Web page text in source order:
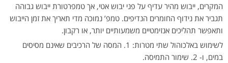
המקרים, ייבוש מהיר עדיף על פני יבוש אטי, אך טמפרטורת ייבוש גבוהה
תגביר את נידוף החומרים הנדיפים. טמפ’ נמוכה מדי תאריך את זמן הייבוש
ותאפשר תהליכים אנזימטיים משמעותיים יותר, או רקבון.
לשימוש באלכוהול שתי מטרות: 1. המסה של הרכיבים שאינם מסיסים
במים, ו- 2. שימור התמיסה.